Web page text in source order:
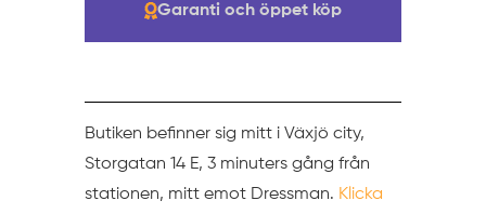
Garanti och öppet köp
Butiken befinner sig mitt i Växjö city,
Storgatan 14 E, 3 minuters gång från
stationen, mitt emot Dressman. Klicka